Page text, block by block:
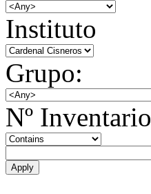
Instituto
Grupo:
Nº Inventario